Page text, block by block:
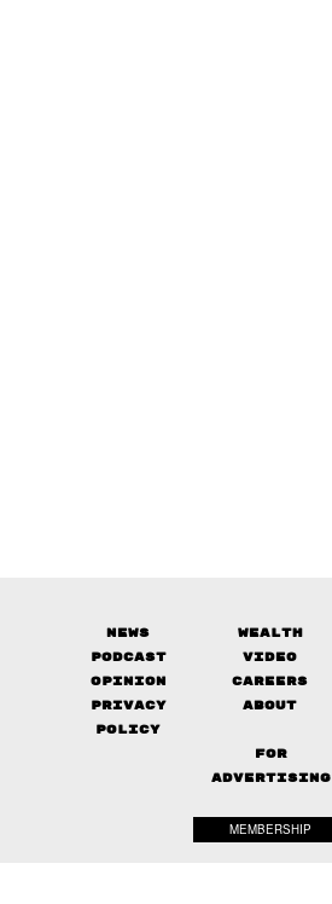
News Wealth
Podcast
Video
Opinion
Careers
Privacy
Policy
About
FOR
ADVERTISING
MEMBERSHIP